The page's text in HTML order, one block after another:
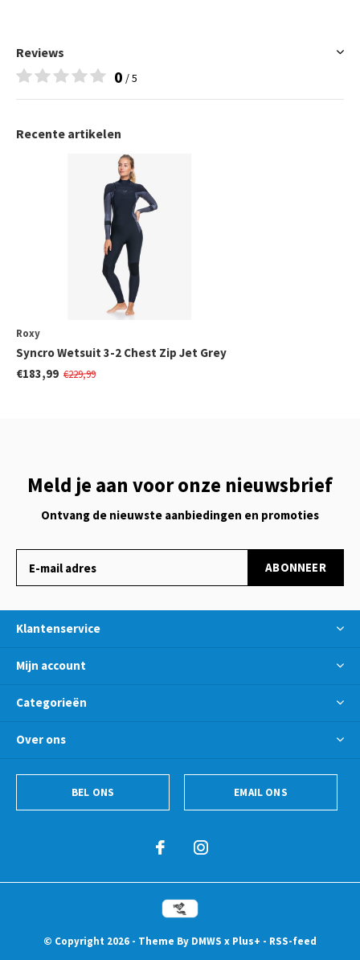
Reviews
0 / 5
Recente artikelen
Roxy
Syncro Wetsuit 3-2 Chest Zip Jet Grey
€183,99 €229,99
Meld je aan voor onze nieuwsbrief
Ontvang de nieuwste aanbiedingen en promoties
ABONNEER
Klantenservice
Mijn account
Categorieën
Over ons
BEL ONS EMAIL ONS
© Copyright 2026 - Theme By DMWS x Plus+ - RSS-feed